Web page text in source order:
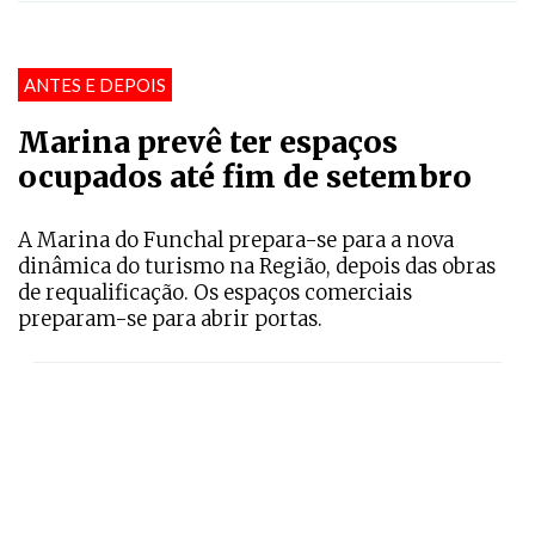
ANTES E DEPOIS
Marina prevê ter espaços
ocupados até fim de setembro
A Marina do Funchal prepara-se para a nova
dinâmica do turismo na Região, depois das obras
de requalificação. Os espaços comerciais
preparam-se para abrir portas.